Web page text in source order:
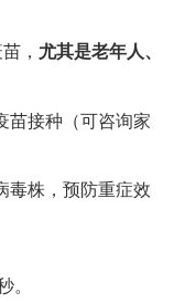
， 尤其是老年人、
苗接种（可咨询家
毒株，预防重症效
。